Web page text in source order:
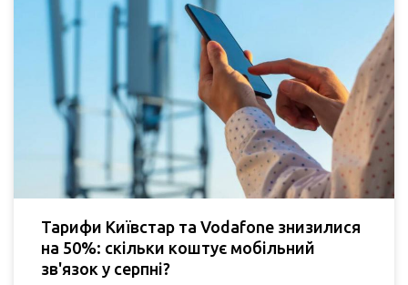
Тарифи Київстар та Vodafone знизилися
на 50%: скільки коштує мобільний
зв'язок у серпні?